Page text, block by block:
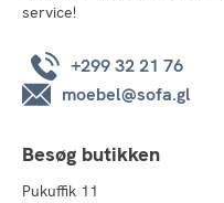
service!
+299 32 21 76
moebel@sofa.gl
Besøg butikken
Pukuffik 11